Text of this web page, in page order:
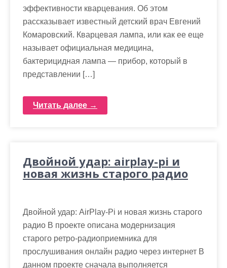
эффективности кварцевания. Об этом
рассказывает известный детский врач Евгений
Комаровский. Кварцевая лампа, или как ее еще
называет официальная медицина,
бактерицидная лампа — прибор, который в
представлении […]
Читать далее →
Двойной удар: airplay-pi и
новая жизнь старого радио
Двойной удар: AirPlay-Pi и новая жизнь старого
радио В проекте описана модернизация
старого ретро-радиоприемника для
прослушивания онлайн радио через интернет В
данном проекте сначала выполняется